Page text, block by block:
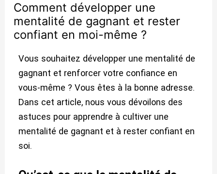
Comment développer une
mentalité de gagnant et rester
confiant en moi-même ?
Vous souhaitez développer une mentalité de
gagnant et renforcer votre confiance en
vous-même ? Vous êtes à la bonne adresse.
Dans cet article, nous vous dévoilons des
astuces pour apprendre à cultiver une
mentalité de gagnant et à rester confiant en
soi.